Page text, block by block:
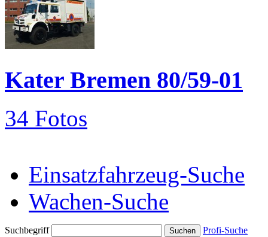
Kater Bremen 80/59-01
34 Fotos
Einsatzfahrzeug-Suche
Wachen-Suche
Suchbegriff
Profi-Suche